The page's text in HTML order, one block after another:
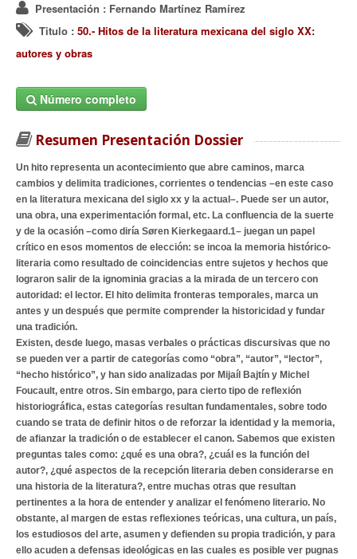
Presentación : Fernando Martínez Ramírez
Titulo : 50.- Hitos de la literatura mexicana del siglo XX:
autores y obras
Número completo
Resumen Presentación Dossier
Un hito representa un acontecimiento que abre caminos, marca
cambios y delimita tradiciones, corrientes o tendencias –en este caso
en la literatura mexicana del siglo xx y la actual–. Puede ser un autor,
una obra, una experimentación formal, etc. La confluencia de la suerte
y de la ocasión –como diría Søren Kierkegaard.1– juegan un papel
crítico en esos momentos de elección: se incoa la memoria histórico-
literaria como resultado de coincidencias entre sujetos y hechos que
lograron salir de la ignominia gracias a la mirada de un tercero con
autoridad: el lector. El hito delimita fronteras temporales, marca un
antes y un después que permite comprender la historicidad y fundar
una tradición.
Existen, desde luego, masas verbales o prácticas discursivas que no
se pueden ver a partir de categorías como “obra”, “autor”, “lector”,
“hecho histórico”, y han sido analizadas por Mijaíl Bajtín y Michel
Foucault, entre otros. Sin embargo, para cierto tipo de reflexión
historiográfica, estas categorías resultan fundamentales, sobre todo
cuando se trata de definir hitos o de reforzar la identidad y la memoria,
de afianzar la tradición o de establecer el canon. Sabemos que existen
preguntas tales como: ¿qué es una obra?, ¿cuál es la función del
autor?, ¿qué aspectos de la recepción literaria deben considerarse en
una historia de la literatura?, entre muchas otras que resultan
pertinentes a la hora de entender y analizar el fenómeno literario. No
obstante, al margen de estas reflexiones teóricas, una cultura, un país,
los estudiosos del arte, asumen y defienden su propia tradición, y para
ello acuden a defensas ideológicas en las cuales es posible ver pugnas